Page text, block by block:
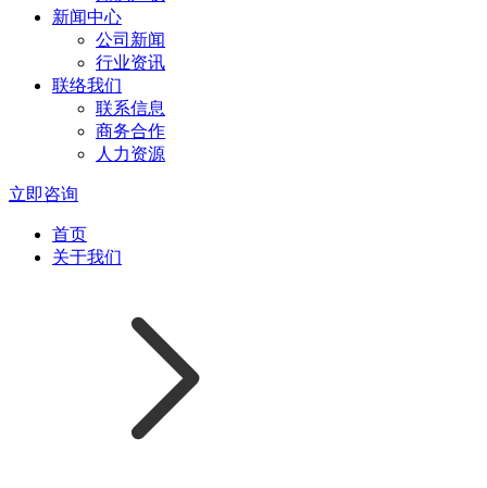
新闻中心
公司新闻
行业资讯
联络我们
联系信息
商务合作
人力资源
立即咨询
首页
关于我们